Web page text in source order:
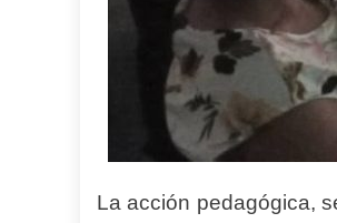
La acción pedagógica,